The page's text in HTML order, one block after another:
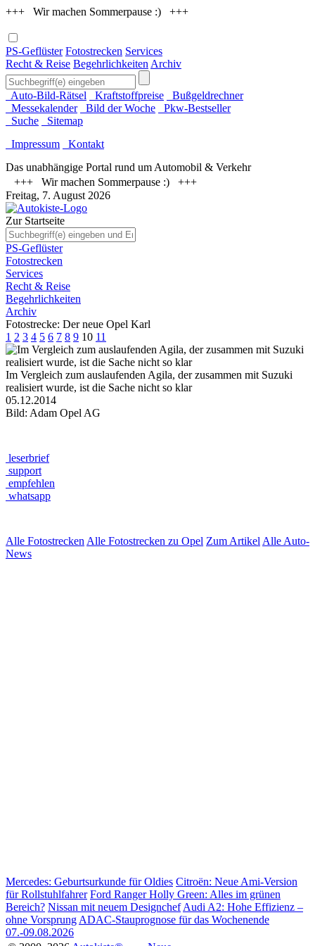
+++ Wir machen Sommerpause :) +++
PS-Geflüster Fotostrecken Services
Recht & Reise Begehrlichkeiten Archiv
Auto-Bild-Rätsel Kraftstoffpreise
Bußgeldrechner
Messekalender
Bild der Woche
Pkw-Bestseller
Suche
Sitemap
Impressum
Kontakt
Das unabhängige Portal rund um Automobil & Verkehr
+++ Wir machen Sommerpause :) +++
Freitag, 7. August 2026
Zur Startseite
PS-Geflüster
Fotostrecken
Services
Recht & Reise
Begehrlichkeiten
Archiv
Fotostrecke: Der neue Opel Karl
1 2 3 4 5 6 7 8 9 10 11
Im Vergleich zum auslaufenden Agila, der zusammen mit Suzuki
realisiert wurde, ist die Sache nicht so klar
05.12.2014
Bild: Adam Opel AG
leserbrief
support
empfehlen
whatsapp
Alle Fotostrecken Alle Fotostrecken zu Opel Zum Artikel Alle Auto-
News
Mercedes: Geburtsurkunde für Oldies Citroën: Neue Ami-Version
für Rollstuhlfahrer Ford Ranger Holly Green: Alles im grünen
Bereich? Nissan mit neuem Designchef Audi A2: Hohe Effizienz –
ohne Vorsprung ADAC-Stauprognose für das Wochenende
07.-09.08.2026